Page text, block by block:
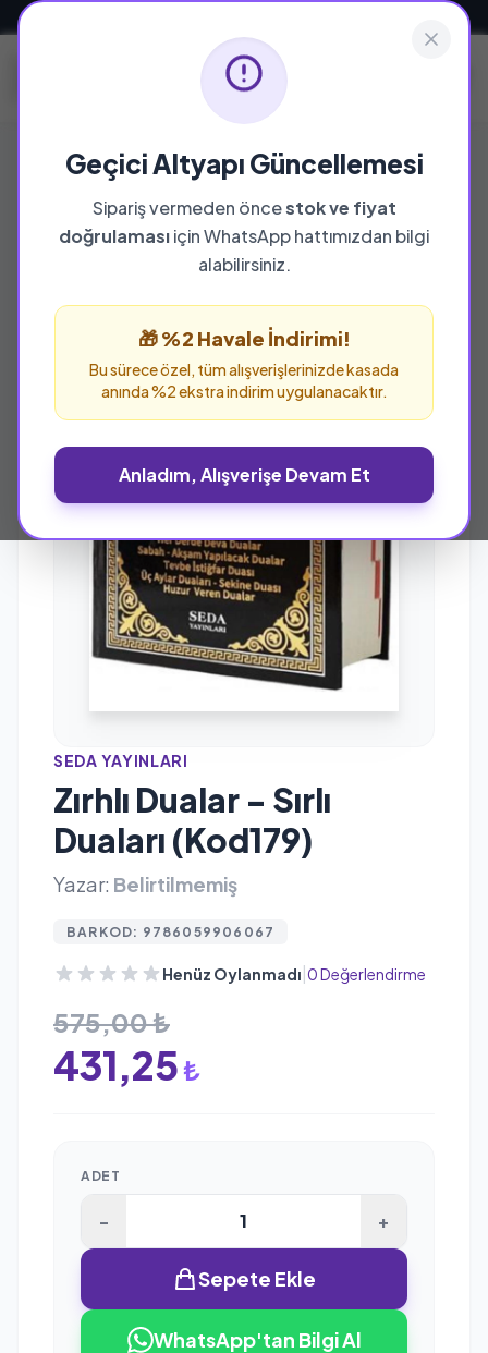
Geçici Altyapı Güncellemesi
Sipariş vermeden öncestok ve fiyat
doğrulamasıiçin WhatsApp hattımızdan bilgi
alabilirsiniz.
🎁 %2 Havale İndirimi!
Bu sürece özel, tüm alışverişlerinizde kasada
anında %2 ekstra indirim uygulanacaktır.
Anladım, Alışverişe Devam Et
%25 İNDİRİM
SEDA YAYINLARI
Zırhlı Dualar - Sırlı
Duaları (Kod179)
Yazar: Belirtilmemiş
BARKOD: 9786059906067
Henüz Oylanmadı 0 Değerlendirme
575,00 ₺
431,25 ₺
ADET
- +
Sepete Ekle
WhatsApp'tan Bilgi Al